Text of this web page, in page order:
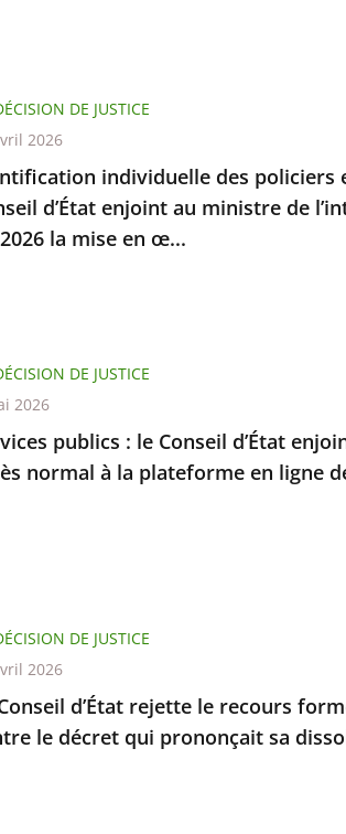
individuelle des policiers
d’État enjoint au ministre de
la mise en œ...
DE JUSTICE
2026
publics : le Conseil d’État
normal à la plateforme en ligne de
DE JUSTICE
2026
d’État rejette le recours
le décret qui prononçait sa
DE JUSTICE
2026